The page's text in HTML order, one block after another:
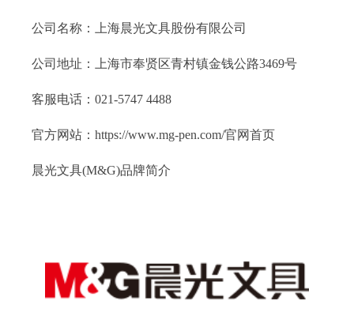
公司名称：上海晨光文具股份有限公司
公司地址：上海市奉贤区青村镇金钱公路3469号
客服电话：021-5747 4488
官方网站：https://www.mg-pen.com/官网首页
晨光文具(M&G)品牌简介